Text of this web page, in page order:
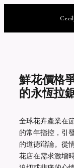
鮮花價格
的永恆拉
全球花卉產業在
的常年指控，引
的道德辯論。從
花店在需求激增